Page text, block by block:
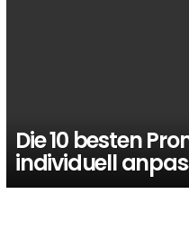
Die 10 besten
individuell